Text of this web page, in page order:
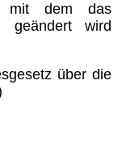
mit dem das
geändert wird
über die